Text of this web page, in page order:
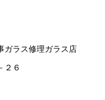
ガラス修理ガラス店
２６